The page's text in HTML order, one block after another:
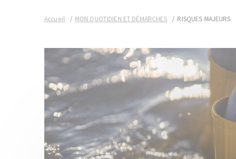
Accueil MON QUOTIDIEN ET DÉMARCHES RISQUES MAJEURS